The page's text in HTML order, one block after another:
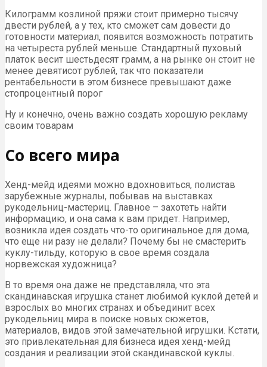
Килограмм козлиной пряжи стоит примерно тысячу
двести рублей, а у тех, кто сможет сам довести до
готовности материал, появится возможность потратить
на четыреста рублей меньше. Стандартный пуховый
платок весит шестьдесят грамм, а на рынке он стоит не
менее девятисот рублей, так что показатели
рентабельности в этом бизнесе превышают даже
стопроцентный порог
Ну и конечно, очень важно создать хорошую рекламу
своим товарам
Со всего мира
Хенд-мейд идеями можно вдохновиться, полистав
зарубежные журналы, побывав на выставках
рукодельниц-мастериц. Главное – захотеть найти
информацию, и она сама к вам придет. Например,
возникла идея создать что-то оригинальное для дома,
что еще ни разу не делали? Почему бы не смастерить
куклу-тильду, которую в свое время создала
норвежская художница?
В то время она даже не представляла, что эта
скандинавская игрушка станет любимой куклой детей и
взрослых во многих странах и объединит всех
рукодельниц мира в поиске новых сюжетов,
материалов, видов этой замечательной игрушки. Кстати,
это привлекательная для бизнеса идея хенд-мейд
создания и реализации этой скандинавской куклы.